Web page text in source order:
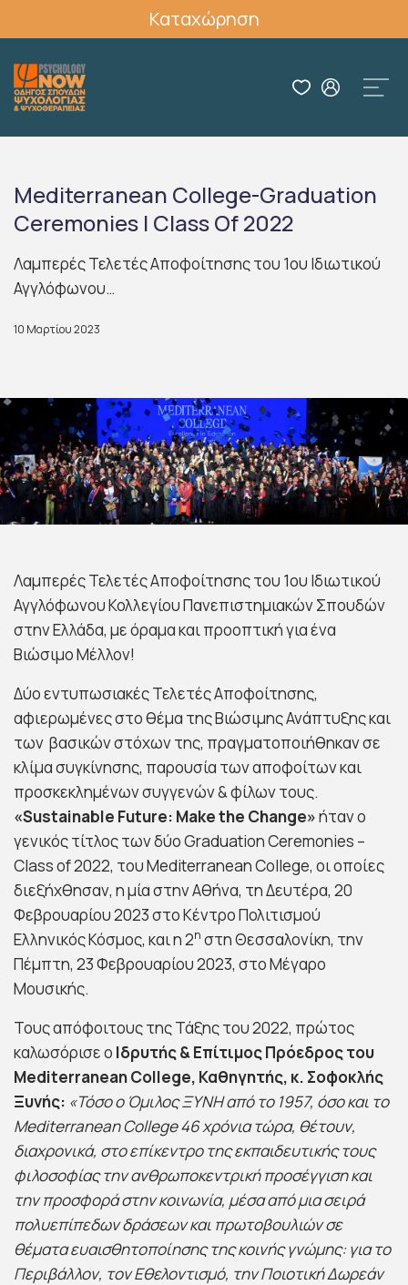
Καταχώρηση
Mediterranean College-Graduation
Ceremonies | Class Of 2022
Λαμπερές Τελετές Αποφοίτησης του 1ου Ιδιωτικού
Αγγλόφωνου…
10 Μαρτίου 2023
Λαμπερές Τελετές Αποφοίτησης του 1ου Ιδιωτικού
Αγγλόφωνου Κολλεγίου Πανεπιστημιακών Σπουδών
στην Ελλάδα, με όραμα και προοπτική για ένα
Βιώσιμο Μέλλον!
Δύο εντυπωσιακές Τελετές Αποφοίτησης,
αφιερωμένες στο θέμα της Βιώσιμης Ανάπτυξης και
των βασικών στόχων της, πραγματοποιήθηκαν σε
κλίμα συγκίνησης, παρουσία των αποφοίτων και
προσκεκλημένων συγγενών & φίλων τους.
«Sustainable Future: Makethe Change»ήταν ο
γενικός τίτλος των δύο Graduation Ceremonies –
Class of 2022, του Mediterranean College, οι οποίες
διεξήχθησαν, η μία στην Αθήνα, τη Δευτέρα, 20
Φεβρουαρίου 2023 στο Κέντρο Πολιτισμού
Ελληνικός Κόσμος, και η 2η στη Θεσσαλονίκη, την
Πέμπτη, 23 Φεβρουαρίου 2023, στο Μέγαρο
Μουσικής.
Τους απόφοιτους της Τάξης του 2022, πρώτος
καλωσόρισε ο Ιδρυτής & Επίτιμος Πρόεδρος του
Mediterranean College, Καθηγητής, κ. Σοφοκλής
Ξυνής: «Τόσο ο Όμιλος ΞΥΝΗ από το 1957, όσο και το
Mediterranean College 46 χρόνια τώρα, θέτουν,
διαχρονικά, στο επίκεντρο της εκπαιδευτικής τους
φιλοσοφίας την ανθρωποκεντρική προσέγγιση και
την προσφορά στην κοινωνία, μέσα από μια σειρά
πολυεπίπεδων δράσεων και πρωτοβουλιών σε
θέματα ευαισθητοποίησης της κοινής γνώμης: για το
Περιβάλλον, τον Εθελοντισμό, την Ποιοτική Δωρεάν